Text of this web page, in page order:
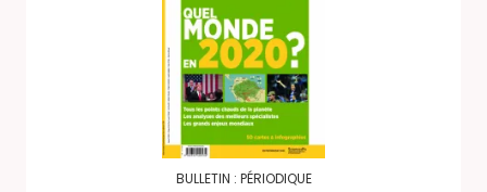
BULLETIN : PÉRIODIQUE